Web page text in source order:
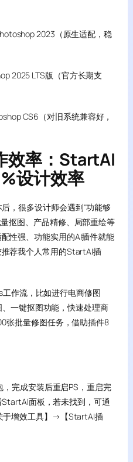
2023（原生适配，稳
2025 LTS版（官方长期支
CS6（对旧系统兼容好，
效率：StartAI
设计效率
，很多设计师会遇到“功能够
抠图、产品精修、局部重绘等
性强、功能实用的AI插件就能
荐我个人常用的StartAI插
作流，比如进行电商修图
一键抠图功能，快速处理商
张批量修图任务，借助插件8
完成安装后重启PS，重启完
面板，若未找到，可通
于增效工具】→【StartAI插